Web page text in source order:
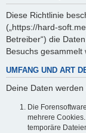
Diese Richtlinie
(„https://hard-
Betreiber“) die
Besuchs gesammelt
UMFANG UND ART
Deine Daten
Die
mehrere
temporäre